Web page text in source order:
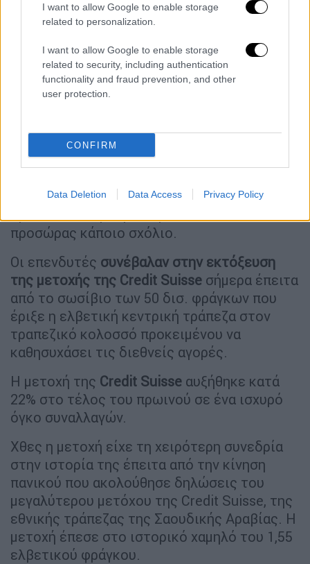
I want to allow Google to enable storage
related to personalization.
I want to allow Google to enable storage
related to security, including authentication
functionality and fraud prevention, and other
user protection.
CONFIRM
Data Deletion Data Access Privacy Policy
πραγματοποιήσει σήμερα ειδική συνεδρίαση
για την Credit.
Προσώρας δεν είναι σαφές αν θα ληφθούν
αποφάσεις, διευκρινίζει το πρακτορείο,
προσθέτοντας πως η κυβέρνηση εκτιμά
υπό το φως των κλυδωνισμών και των
αμφιβολιών που επηρεάζουν τη δεύτερη
μεγαλύτερη τράπεζα της χώρας.
Ερωτηθείσα από το Γαλλικό Πρακτορείο, η
προσώρας κάποιο σχόλιο.
Οι επενδυτές συνέβαλαν στην εκτόξευση
της μετοχής της Credit Suisse σήμερα έπειτα
από το σωσίβιο των 50 δισ. φράγκων που
έριξε η ελβετική κεντρική τράπεζα στον
τραπεζικό κολοσσό προκειμένου να
καθησυχάσει τις διεθνείς αγορές.
Η μετοχή της Credit Suisse αυξήθηκε κατά
22% στο τέλος του πρωινού σε ένα ισχυρό
όγκο συναλλαγών.
Χθες η μετοχή είχε τη χειρότερη συνεδρία
στην ιστορία της έπειτα από την κίνηση
πανικού που ακολούθησε δηλώσεις του
μεγαλύτερου μετόχου της Credit Suisse, της
εθνικής τράπεζας της Σαουδικής Αραβίας. Η
μετοχή έπεσε στο ιστορικό χαμηλό του 1,55
ελβετικού φράγκου.